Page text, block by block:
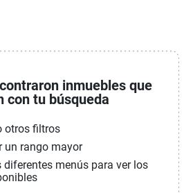
inmuebles que
con tu búsqueda
otros filtros
un rango mayor
diferentes menús para ver los